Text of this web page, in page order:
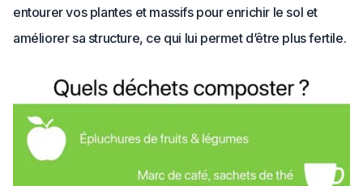
entourer vos plantes et massifs pour enrichir le sol et
améliorer sa structure, ce qui lui permet d’être plus fertile.